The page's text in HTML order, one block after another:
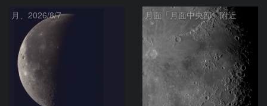
月、2026/8/7 月面「月面中央部」附近